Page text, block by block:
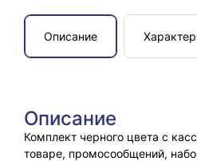
Описание
Описание
Комплект черного цвета с
товаре, промосообщений,